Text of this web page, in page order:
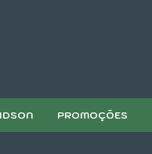
PROMOÇÕES